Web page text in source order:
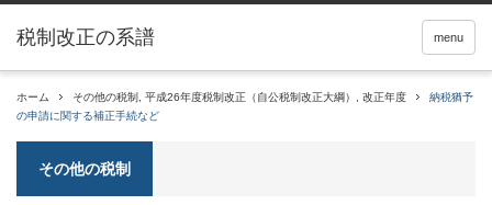
税制改正の系譜 menu
ホーム その他の税制 平成26年度税制改正（自公税制改正大綱） 改正年度
納税猶予
の申請に関する補正手続など
その他の税制